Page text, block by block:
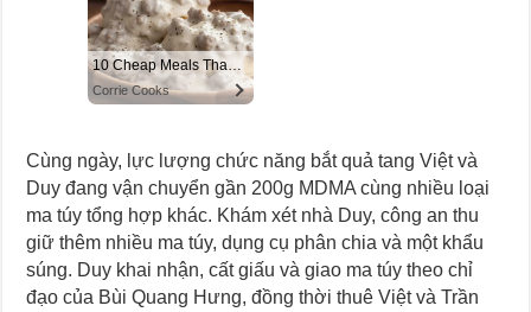
Cùng ngày, lực lượng chức năng bắt quả tang Việt và
Duy đang vận chuyển gần 200g MDMA cùng nhiều loại
ma túy tổng hợp khác. Khám xét nhà Duy, công an thu
giữ thêm nhiều ma túy, dụng cụ phân chia và một khẩu
súng. Duy khai nhận, cất giấu và giao ma túy theo chỉ
đạo của Bùi Quang Hưng, đồng thời thuê Việt và Trần